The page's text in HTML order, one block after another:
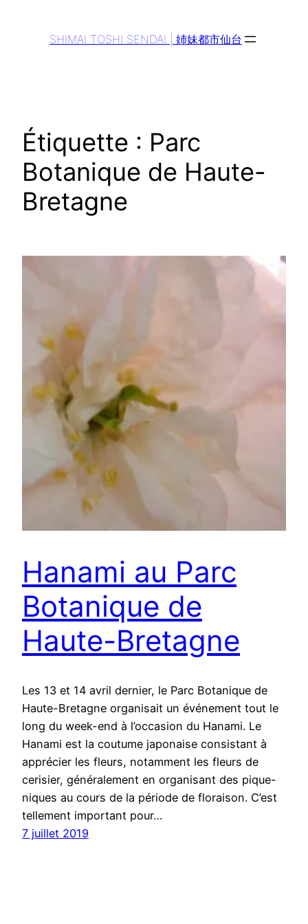
SHIMAI TOSHI SENDAI | 姉妹都市仙台
Étiquette : Parc
Botanique de Haute-
Bretagne
Hanami au Parc
Botanique de
Haute-Bretagne
Les 13 et 14 avril dernier, le Parc Botanique de
Haute-Bretagne organisait un événement tout le
long du week-end à l’occasion du Hanami. Le
Hanami est la coutume japonaise consistant à
apprécier les fleurs, notamment les fleurs de
cerisier, généralement en organisant des pique-
niques au cours de la période de floraison. C’est
tellement important pour…
7 juillet 2019